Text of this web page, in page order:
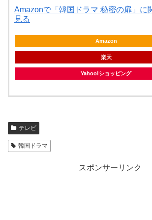
Amazonで「韓国ドラマ 秘密の扉」に
見る
Amazon
楽天
Yahoo!ショッピング
テレビ
韓国ドラマ
スポンサーリンク